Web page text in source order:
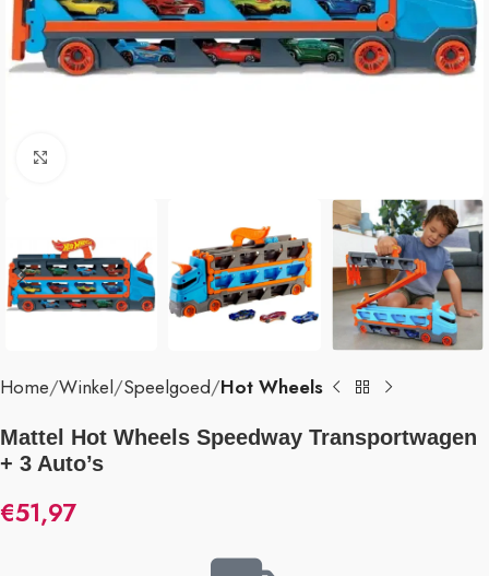
Home Winkel Speelgoed Hot Wheels
Mattel Hot Wheels Speedway Transportwagen
+ 3 Auto’s
€51,97